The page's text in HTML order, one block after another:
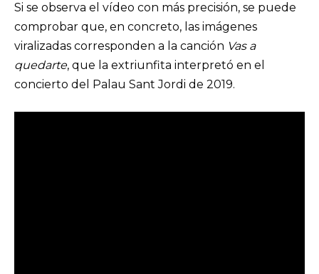
Si se observa el vídeo con más precisión, se puede
comprobar que, en concreto, las imágenes
viralizadas corresponden a la canción Vas a
quedarte, que la extriunfita interpretó en el
concierto del Palau Sant Jordi de 2019.